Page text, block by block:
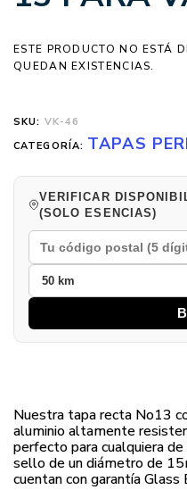
ESTE PRODUCTO NO ESTÁ
QUEDAN EXISTENCIAS.
SKU: VK-46
CATEGORÍA: TAPAS
VERIFICAR
(SOLO ESENCIAS)
Nuestra tapa recta No13
aluminio altamente
perfecto para cualquiera
sello de un diámetro de
cuentan con garantía Glass